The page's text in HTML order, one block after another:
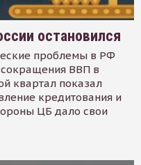
остановился
проблемы в РФ
сокращения ВВП в
квартал показал
кредитования и
ЦБ дало свои